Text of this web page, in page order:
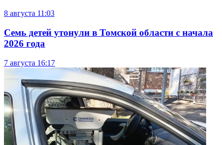
8 августа 11:03
Семь детей утонули в Томской области с начала
2026 года
7 августа 16:17